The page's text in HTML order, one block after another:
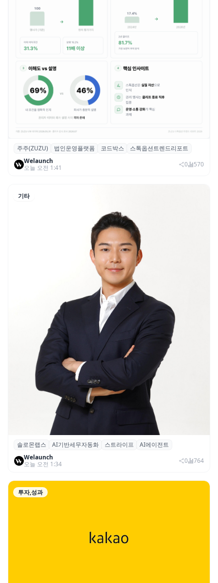
스톡옵션 취소율 2년 만에 18.2%→31.3%…
권리 발생 즉시 행사 비중도 급증
주주(ZUZU) 법인운영플랫폼 코드박스
스톡옵션트렌드리포트
Welaunch
오늘 오전 1:41
0 570
기타
솔로몬랩스, 스트라이프 출신 이창헌 영입…
절세 전략 AI 에이전트 개발 본격화
솔로몬랩스 AI기반세무자동화 스트라이프
AI에이전트
Welaunch
오늘 오전 1:34
0 764
투자,성과